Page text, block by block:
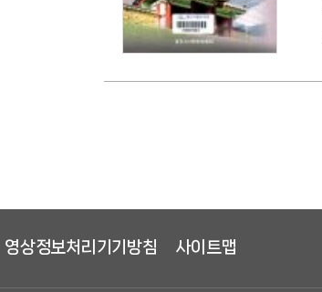
영상정보처리기기방침 사이트맵